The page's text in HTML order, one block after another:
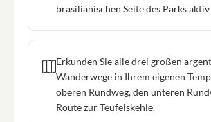
brasilianischen Seite des Parks
Erkunden Sie alle drei großen
Wanderwege in Ihrem eigenen
oberen Rundweg, den unteren
Route zur Teufelskehle.